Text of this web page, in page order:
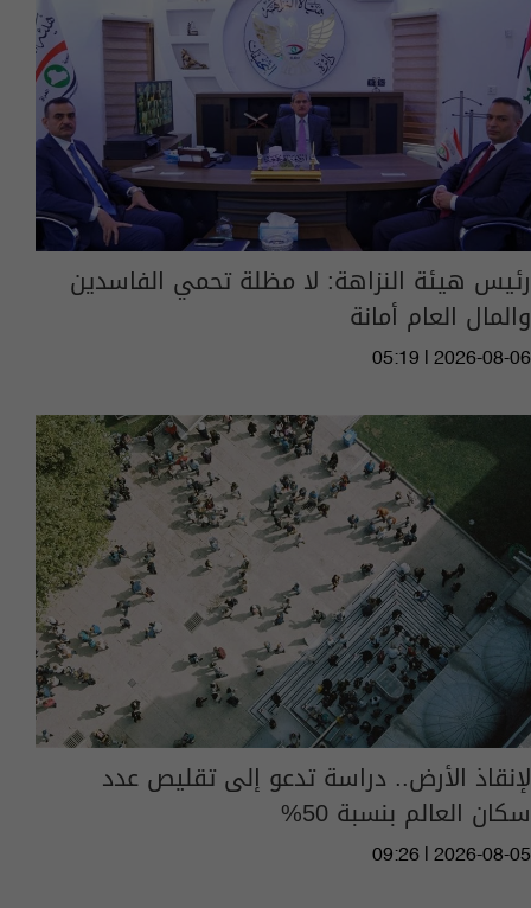
رئيس هيئة النزاهة: لا مظلة تحمي الفاسدين
والمال العام أمانة
05:19 | 2026-08-06
لإنقاذ الأرض.. دراسة تدعو إلى تقليص عدد
سكان العالم بنسبة 50%
09:26 | 2026-08-05